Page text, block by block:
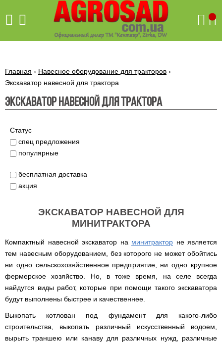
Главная › Навесное оборудование для тракторов ›
Экскаватор навесной для трактора
Экскаватор навесной для трактора
Статус
спец предложения
популярные
бесплатная доставка
акция
ЭКСКАВАТОР НАВЕСНОЙ ДЛЯ
МИНИТРАКТОРА
Компактный навесной экскаватор на минитрактор не является
тем навесным оборудованием, без которого не может обойтись
ни одно сельскохозяйственное предприятие, ни одно крупное
фермерское хозяйство. Но, в тоже время, на селе всегда
найдутся виды работ, которые при помощи такого экскаватора
будут выполнены быстрее и качественнее.
Выкопать котлован под фундамент для какого-либо
строительства, выкопать различный искусственный водоем,
вырыть траншею или канаву для различных нужд, различные
Бетономешалки
Скиф
Бетономешалки с
приводом
редукторным
приводом
Бойлеры,
водонагреватели
ARTI
WHV
Бойлеры,
водонагреватели
WHH
SLIM
Бойлеры,
водонагреватели
ARTI
WHH
водонагреватели
ARTI
Газовые
Газовые
котлы
напольные
конденсационные
котлы
настенные
конденсационные
Газовые
котлы
IMMERGAS
настенные
традиционные
Газовые
котлы
Бензиновые
газонокосилки
газонокосилки
Газонокосилки IRON
Газонокосилки
VITALS
Газонокосилки
KO
Газонокосилки
газ
бензин
Генераторы
IRON
ANGEL
Генераторы
Генераторы
Бензиновые
Дизельные
Двигатели
с воздушным
охлаждением
Двигатели
охлаждением
Двигатели
без
AL-
KO
Дровоколы
Iron
Angel
Дровоколы
Дровоколы
Запчасти
для
коробки
передач
180N/190N/195N
Запчасти
устройства